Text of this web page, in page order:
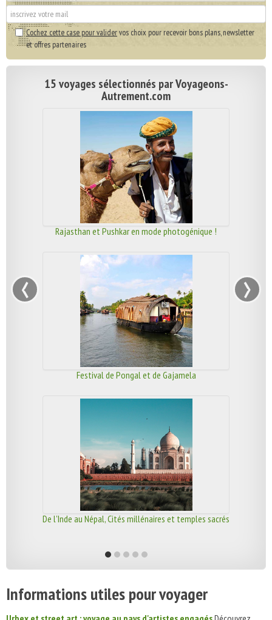
Cochez cette case pour validervos choix pour recevoir bons plans, newsletter
et offres partenaires
15 voyages sélectionnés par Voyageons-
Autrement.com
Rajasthan et Pushkar en mode photogénique !
Festival de Pongal et de Gajamela
De l'Inde au Népal, Cités millénaires et temples sacrés
‹ ›
Informations utiles pour voyager